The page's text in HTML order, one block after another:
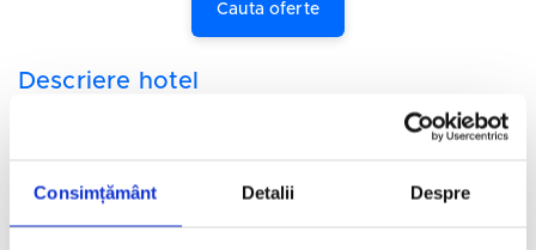
Consimțământ Detalii Despre
Cauta oferte
Descriere hotel
Hotelul Quattro Family Club Dem 5* se afla in zona turistica
Facilitati hotel